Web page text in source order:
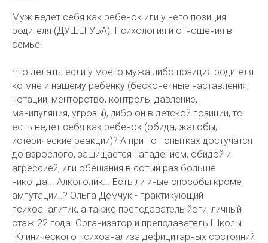
Муж ведет себя как ребенок или у него позиция
родителя (ДУШЕГУБА). Психология и отношения в
семье!
Что делать, если у моего мужа либо позиция родителя
ко мне и нашему ребенку (бесконечные наставления,
нотации, менторство, контроль, давление,
манипуляция, угрозы), либо он в детской позиции, то
есть ведет себя как ребенок (обида, жалобы,
истерические реакции)? А при по попытках достучатся
до взрослого, защищается нападением, обидой и
агрессией, или обещания в сотый раз больше
никогда... Алкоголик... Есть ли иные способы кроме
ампутации..? Ольга Демчук - практикующий
психоаналитик, а также преподаватель йоги, личный
стаж 22 года. Организатор и преподаватель Школы
"Клинического психоанализа дефицитарных состояний